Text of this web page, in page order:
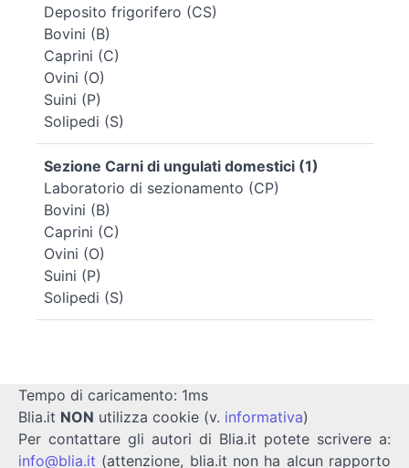
Deposito frigorifero (CS)
Bovini (B)
Caprini (C)
Ovini (O)
Suini (P)
Solipedi (S)
Sezione Carni di ungulati domestici (1)
Laboratorio di sezionamento (CP)
Bovini (B)
Caprini (C)
Ovini (O)
Suini (P)
Solipedi (S)
Tempo di caricamento: 1ms
Blia.it NON utilizza cookie (v. informativa)
Per contattare gli autori di Blia.it potete scrivere a:
info@blia.it (attenzione, blia.it non ha alcun rapporto